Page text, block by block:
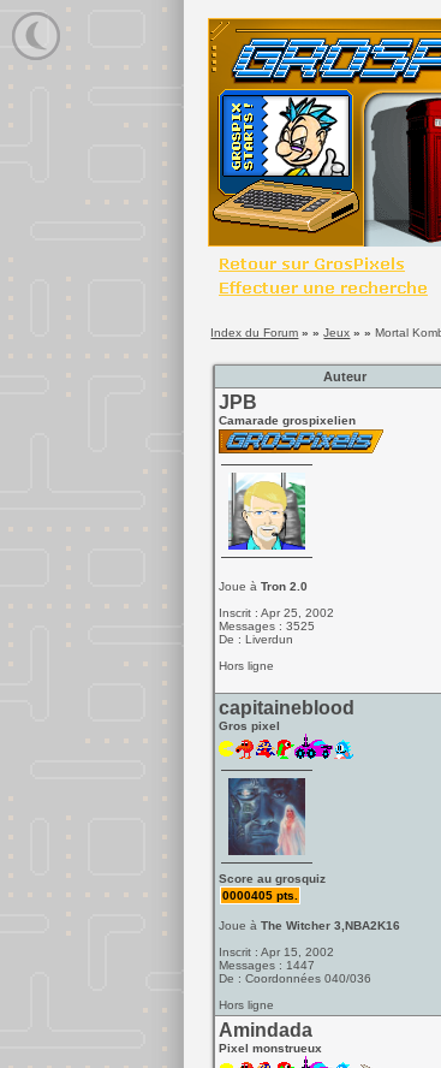
Index du Forum » »Jeux » »Mortal
Auteur
JPB
Camarade grospixelien
Joue à Tron 2.0
Inscrit : Apr 25, 2002
Messages : 3525
De : Liverdun
Hors ligne
capitaineblood
Gros pixel
Score au grosquiz
0000405 pts.
Joue à The Witcher 3,NBA2K16
Inscrit : Apr 15, 2002
Messages : 1447
De : Coordonnées 040/036
Hors ligne
Amindada
Pixel monstrueux